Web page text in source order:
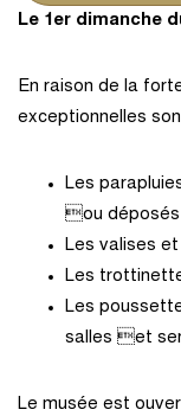
Le 1er dimanche
En raison de la
exceptionnelles
Les
ou déposés
Les valises
Les
Les
salles et
Le musée est